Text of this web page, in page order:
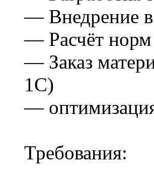
— Внедрение в
— Расчёт норм
— Заказ
1С)
— оптимизация
Требования: